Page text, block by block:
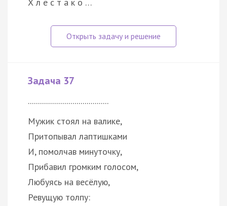
Х л е с т а к о …
Задача 37
........................................
Мужик стоял на валике,
Притопывал лаптишками
И, помолчав минуточку,
Прибавил громким голосом,
Любуясь на весёлую,
Ревущую толпу: